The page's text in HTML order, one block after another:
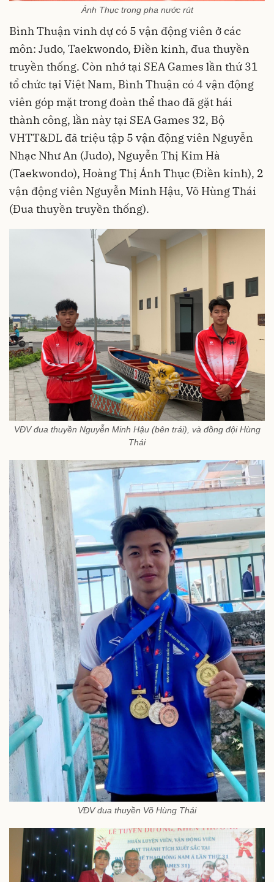
Ánh Thục trong pha nước rút
Bình Thuận vinh dự có 5 vận động viên ở các
môn: Judo, Taekwondo, Điền kinh, đua thuyền
truyền thống. Còn nhớ tại SEA Games lần thứ 31
tổ chức tại Việt Nam, Bình Thuận có 4 vận động
viên góp mặt trong đoàn thể thao đã gặt hái
thành công, lần này tại SEA Games 32, Bộ
VHTT&DL đã triệu tập 5 vận động viên Nguyễn
Nhạc Như An (Judo), Nguyễn Thị Kim Hà
(Taekwondo), Hoàng Thị Ánh Thục (Điền kinh), 2
vận động viên Nguyễn Minh Hậu, Võ Hùng Thái
(Đua thuyền truyền thống).
VĐV đua thuyền Nguyễn Minh Hậu (bên trái), và đồng đội Hùng
Thái
VĐV đua thuyền Võ Hùng Thái